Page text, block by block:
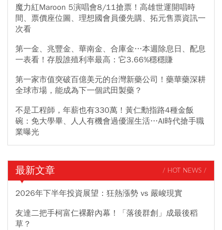
魔力紅Maroon 5演唱會8/11搶票！高雄世運開唱時
間、票價座位圖、理想國會員優先購、拓元售票資訊一
次看
第一金、兆豐金、華南金、合庫金…本週除息日、配息
一表看！存股誰殖利率最高：它3.66%穩穩賺
第一家市值突破百億美元的台灣新藥公司！藥華藥深耕
全球市場，能成為下一個武田製藥？
不是工程師，年薪也有330萬！黃仁勳指路4種金飯
碗：免大學畢、人人有機會過優渥生活…AI時代搶手職
業曝光
最新文章 / HOT NEWS /
2026年下半年投資展望：狂熱漲勢 vs 嚴峻現實
友達二把手柯富仁裸辭內幕！「落後群創」成最後稻
草？